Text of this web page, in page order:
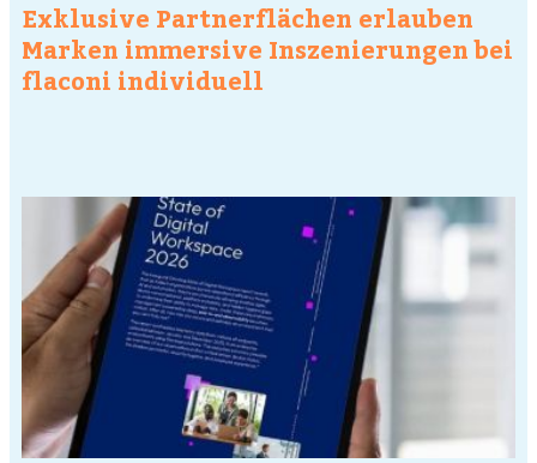
Exklusive Partnerflächen erlauben
Marken immersive Inszenierungen bei
flaconi individuell